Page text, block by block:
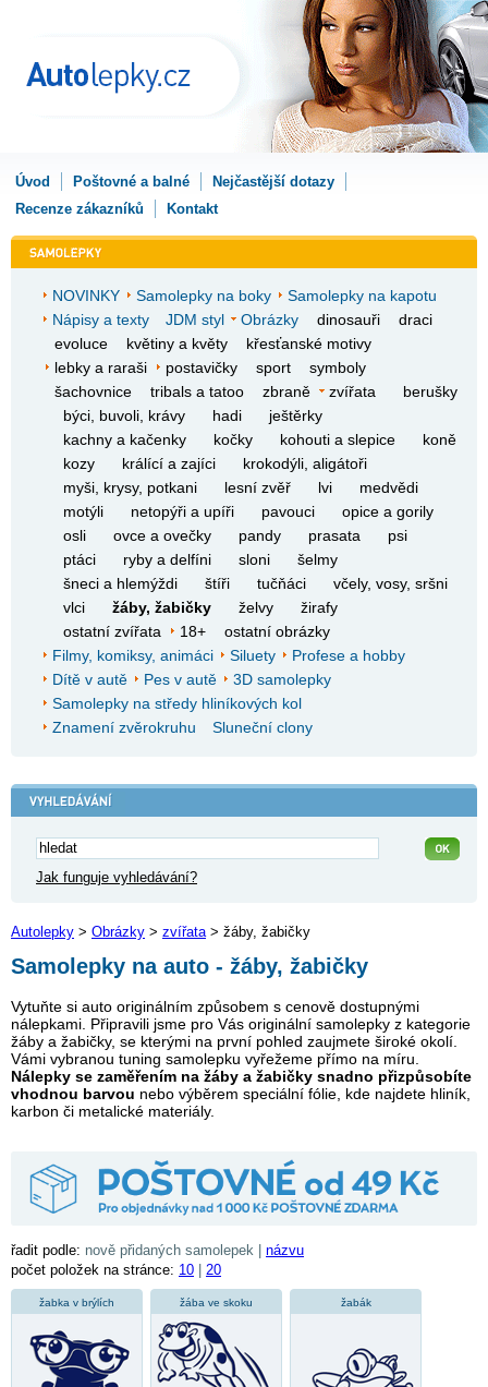
Úvod Poštovné a balné
Nejčastější dotazy
Recenze zákazníků
Kontakt
NOVINKY Samolepky na boky
Samolepky na kapotu
Nápisy a texty
JDM styl Obrázky dinosauři
draci
evoluce
květiny a květy
křesťanské motivy
lebky a raraši
postavičky sport
symboly
šachovnice
tribals a tatoo zbraně zvířata
berušky
býci, buvoli, krávy
hadi
ještěrky
kachny a kačenky
kočky kohouti a slepice
koně
kozy
králící a zajíci
krokodýli, aligátoři
myši, krysy, potkani
lesní zvěř lvi
medvědi
motýli
netopýři a upíři pavouci
opice a gorily
osli
ovce a ovečky pandy prasata
psi
ptáci
ryby a delfíni sloni
šelmy
šneci a hlemýždi
štíři tučňáci
včely, vosy, sršni
vlci
žáby, žabičky želvy
žirafy
ostatní zvířata
18+
ostatní obrázky
Filmy, komiksy, animáci
Siluety
Profese a hobby
Dítě v autě
Pes v autě
3D samolepky
Samolepky na středy hliníkových kol
Znamení zvěrokruhu
Sluneční clony
Jak funguje vyhledávání?
Autolepky > Obrázky > zvířata> žáby, žabičky
Samolepky na auto - žáby, žabičky
Vytuňte si auto originálním způsobem s cenově dostupnými
nálepkami. Připravili jsme pro Vás originální samolepky z kategorie
žáby a žabičky, se kterými na první pohled zaujmete široké okolí.
Vámi vybranou tuning samolepku vyřežeme přímo na míru.
Nálepky se zaměřením na žáby a žabičky snadno přizpůsobíte
vhodnou barvou nebo výběrem speciální fólie, kde najdete hliník,
karbon či metalické materiály.
řadit podle: nově přidaných samolepek | názvu
počet položek na stránce: 10 20
žabka v brýlích žába ve skoku žabák